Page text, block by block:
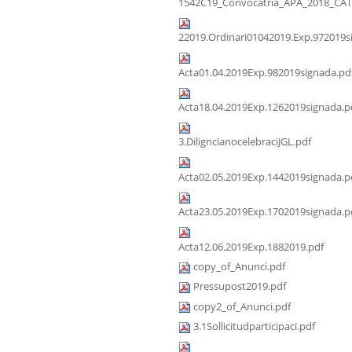
3.DiligncianocelebraciJGL.pdf
Acta12.06.2019Exp.1882019.pdf
copy_of_Anunci.pdf
Pressupost2019.pdf
copy2_of_Anunci.pdf
3.1Sollicitudparticipaci.pdf